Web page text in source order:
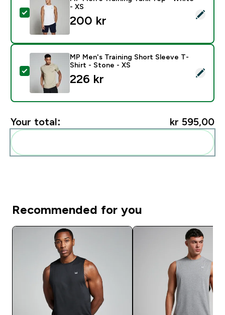
Select this product - MP Men's Training Tank Top -
- XS
200 kr‎
Select this product - MP Men's Training Short Sleeve
MP Men's Training Short Sleeve T-
Shirt - Stone - XS
226 kr‎
Your total: kr 595,00‎
Recommended for you